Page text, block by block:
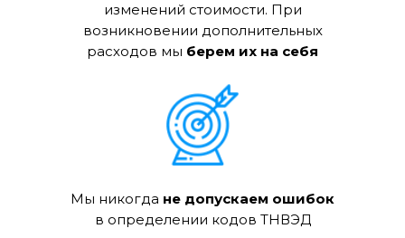
изменений стоимости. При
возникновении дополнительных
расходов мы берем их на себя
Мы никогда не допускаем ошибок
в определении кодов ТНВЭД